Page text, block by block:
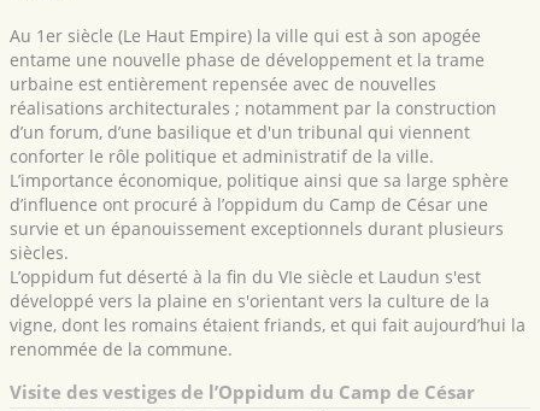
Au 1er siècle (Le Haut Empire) la ville qui est à son apogée
entame une nouvelle phase de développement et la trame
urbaine est entièrement repensée avec de nouvelles
réalisations architecturales ; notamment par la construction
d’un forum, d’une basilique et d'un tribunal qui viennent
conforter le rôle politique et administratif de la ville.
L’importance économique, politique ainsi que sa large sphère
d’influence ont procuré à l’oppidum du Camp de César une
survie et un épanouissement exceptionnels durant plusieurs
siècles.
L’oppidum fut déserté à la fin du VIe siècle et Laudun s'est
développé vers la plaine en s'orientant vers la culture de la
vigne, dont les romains étaient friands, et qui fait aujourd’hui la
renommée de la commune.
Visite des vestiges de l’Oppidum du Camp de César